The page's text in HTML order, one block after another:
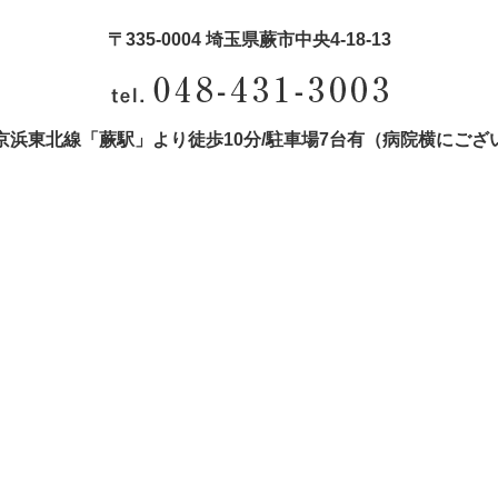
〒335-0004 埼玉県蕨市中央4‐18‐13
東北線「蕨駅」より徒歩10分/駐車場7台有（病院横にござ